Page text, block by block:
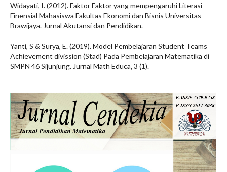
Widayati, I. (2012). Faktor Faktor yang mempengaruhi Literasi
Finensial Mahasiswa Fakultas Ekonomi dan Bisnis Universitas
Brawijaya. Jurnal Akutansi dan Pendidikan.
Yanti, S & Surya, E. (2019). Model Pembelajaran Student Teams
Achievement divission (Stad) Pada Pembelajaran Matematika di
SMPN 46 Sijunjung. Jurnal Math Educa, 3 (1).